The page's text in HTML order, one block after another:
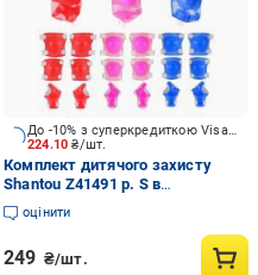
224.10₴/шт.
До -10% з суперкредиткою Visa Вигода
Комплект дитячого захисту
Shantou Z41491 р. S в
асортименті
оцінити
249 ₴/шт.